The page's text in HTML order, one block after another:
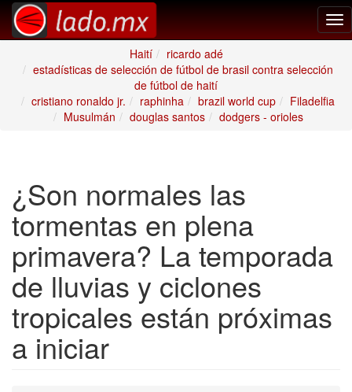
Haití
ricardo adé
estadísticas de selección de fútbol de brasil contra selección
de fútbol de haití
cristiano ronaldo jr.
raphinha brazil world cup
Filadelfia
Musulmán
douglas santos dodgers - orioles
¿Son normales las
tormentas en plena
primavera? La temporada
de lluvias y ciclones
tropicales están próximas
a iniciar